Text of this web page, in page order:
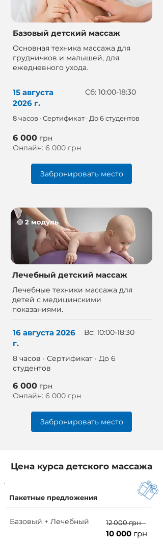
Базовый детский массаж
Основная техника массажа для
грудничков и малышей, для
ежедневного ухода.
15 августа
2026 г.
Сб: 10:00-18:30
8 часов · Сертификат · До 6 студентов
6 000 грн
Онлайн: 6 000 грн
Забронировать место
🟢 2 модуль
Лечебный детский массаж
Лечебные техники массажа для
детей с медицинскими
показаниями.
16 августа 2026
г.
Вс: 10:00-18:30
8 часов · Сертификат · До 6
студентов
6 000 грн
Онлайн: 6 000 грн
Забронировать место
Цена курса детского массажа
Пакетные предложения
Базовый + Лечебный 12 000 грн
10 000 грн